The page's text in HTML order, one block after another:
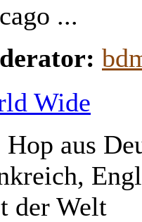
...
Wide
aus
der Welt